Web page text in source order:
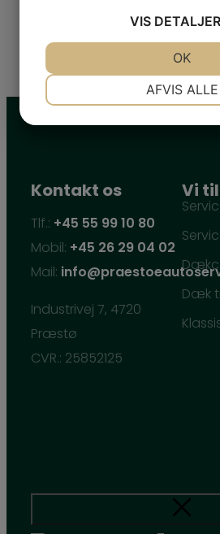
Og meget andet
Vi
Dæk
Kontakt os
Tlf.: +45 55 99 10 80
Mobil: +45 26 29 04 02
Mail:
Industrivej 7, 4720
Præstø
CVR.: 25852125
VIS DETALJER
AFVIS ALLE
OK